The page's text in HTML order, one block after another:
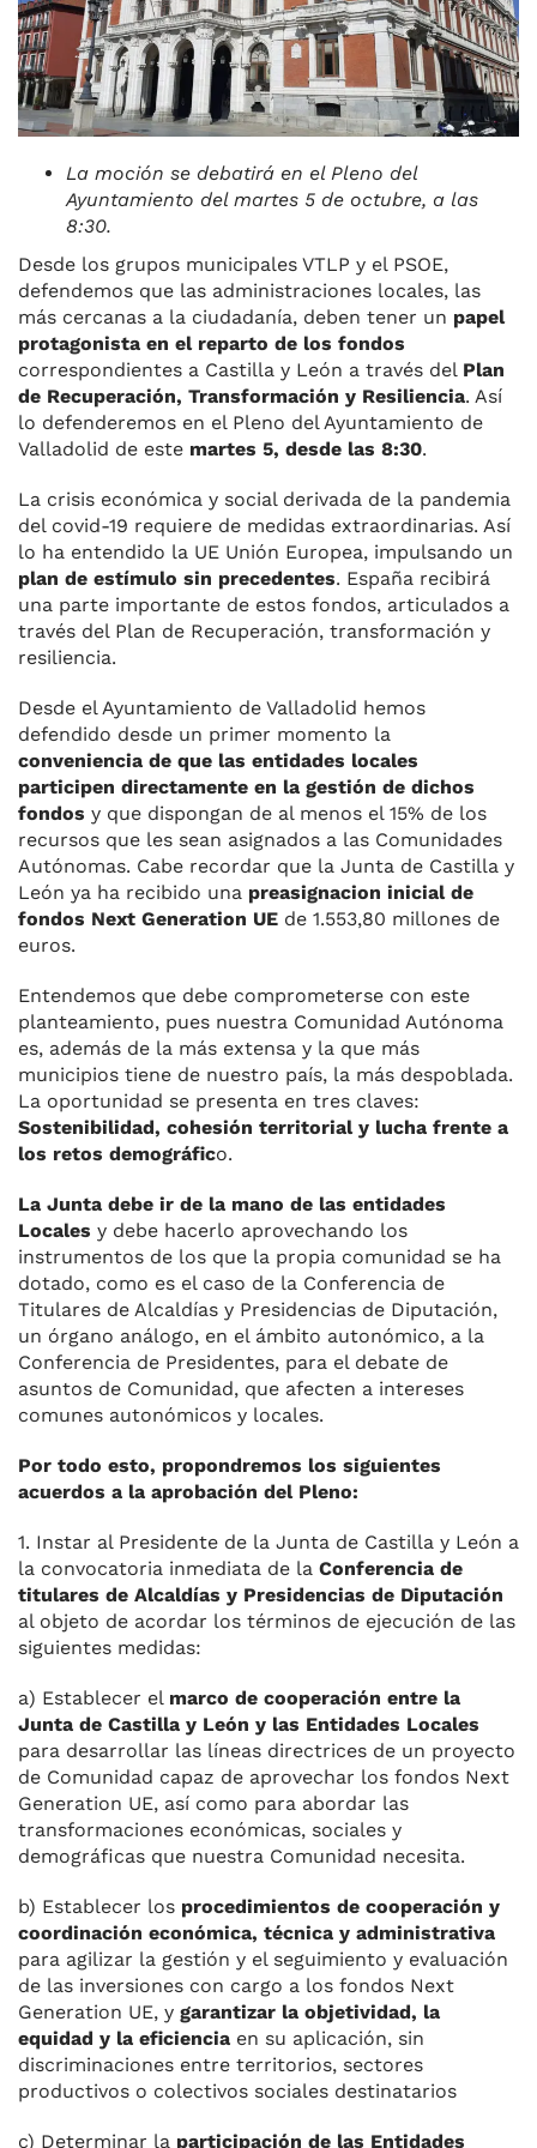
k
La moción se debatirá en el Pleno del
Ayuntamiento del martes 5 de octubre, a las
8:30.
Desde los grupos municipales VTLP y el PSOE,
defendemos que las administraciones locales, las
más cercanas a la ciudadanía, deben tener un papel
protagonista en el reparto de los fondos
correspondientes a Castilla y León a través del Plan
de Recuperación, Transformación y Resiliencia. Así
lo defenderemos en el Pleno del Ayuntamiento de
Valladolid de este martes 5, desde las 8:30.
La crisis económica y social derivada de la pandemia
del covid-19 requiere de medidas extraordinarias. Así
lo ha entendido la UE Unión Europea, impulsando un
plan de estímulo sin precedentes. España recibirá
una parte importante de estos fondos, articulados a
través del Plan de Recuperación, transformación y
resiliencia.
Desde el Ayuntamiento de Valladolid hemos
defendido desde un primer momento la
conveniencia de que las entidades locales
participen directamente en la gestión de dichos
fondos y que dispongan de al menos el 15% de los
recursos que les sean asignados a las Comunidades
Autónomas. Cabe recordar que la Junta de Castilla y
León ya ha recibido una preasignacion inicial de
fondos Next Generation UE de 1.553,80 millones de
euros.
Entendemos que debe comprometerse con este
planteamiento, pues nuestra Comunidad Autónoma
es, además de la más extensa y la que más
municipios tiene de nuestro país, la más despoblada.
La oportunidad se presenta en tres claves:
Sostenibilidad, cohesión territorial y lucha frente a
los retos demográfico.
La Junta debe ir de la mano de las entidades
Locales y debe hacerlo aprovechando los
instrumentos de los que la propia comunidad se ha
dotado, como es el caso de la Conferencia de
Titulares de Alcaldías y Presidencias de Diputación,
un órgano análogo, en el ámbito autonómico, a la
Conferencia de Presidentes, para el debate de
asuntos de Comunidad, que afecten a intereses
comunes autonómicos y locales.
Por todo esto, propondremos los siguientes
acuerdos a la aprobación del Pleno:
1. Instar al Presidente de la Junta de Castilla y León a
la convocatoria inmediata de la Conferencia de
titulares de Alcaldías y Presidencias de Diputación
al objeto de acordar los términos de ejecución de las
siguientes medidas:
a) Establecer el marco de cooperación entre la
Junta de Castilla y León y las Entidades Locales
para desarrollar las líneas directrices de un proyecto
de Comunidad capaz de aprovechar los fondos Next
Generation UE, así como para abordar las
transformaciones económicas, sociales y
demográficas que nuestra Comunidad necesita.
b) Establecer los procedimientos de cooperación y
coordinación económica, técnica y administrativa
para agilizar la gestión y el seguimiento y evaluación
de las inversiones con cargo a los fondos Next
Generation UE, y garantizar la objetividad, la
equidad y la eficiencia en su aplicación, sin
discriminaciones entre territorios, sectores
productivos o colectivos sociales destinatarios
c) Determinar la participación de las Entidades